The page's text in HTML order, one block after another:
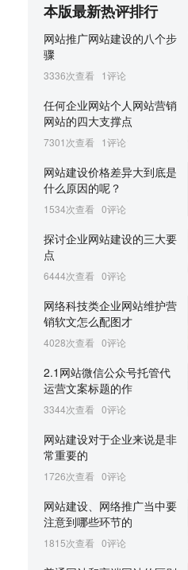
本版最新热评排行
网站推广网站建设的八个步
骤
3336次查看 1评论
任何企业网站个人网站营销
网站的四大支撑点
7301次查看 1评论
网站建设价格差异大到底是
什么原因的呢？
1534次查看 0评论
探讨企业网站建设的三大要
点
6444次查看 0评论
网络科技类企业网站维护营
销软文怎么配图才
4028次查看 0评论
2.1网站微信公众号托管代
运营文案标题的作
3344次查看 0评论
网站建设对于企业来说是非
常重要的
1726次查看 0评论
网站建设、网络推广当中要
注意到哪些环节的
1815次查看 0评论